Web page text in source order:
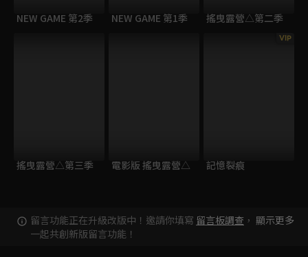
NEW GAME 第2季 NEW GAME 第1季 搖曳露營△第二季
搖曳露營△第三季 電影版 搖曳露營△
VIP
記憶裂痕
留言功能正在升級改版中！邀請你填寫 留言板調查 ，
一起共創新版留言功能！
顯示更多